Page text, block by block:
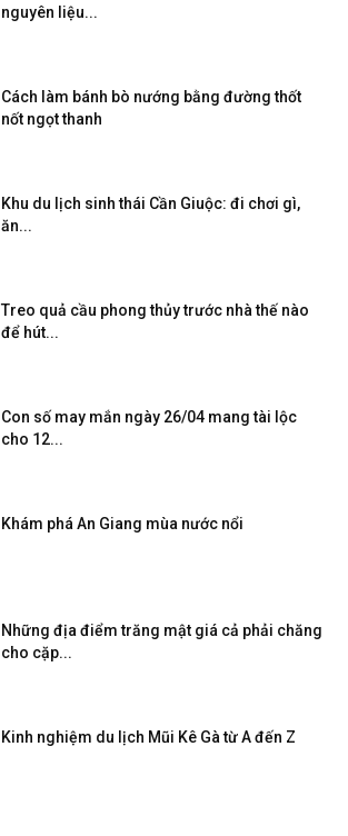
nguyên liệu...
Cách làm bánh bò nướng bằng đường thốt
nốt ngọt thanh
Khu du lịch sinh thái Cần Giuộc: đi chơi gì,
ăn...
Treo quả cầu phong thủy trước nhà thế nào
để hút...
Con số may mắn ngày 26/04 mang tài lộc
cho 12...
Khám phá An Giang mùa nước nổi
Những địa điểm trăng mật giá cả phải chăng
cho cặp...
Kinh nghiệm du lịch Mũi Kê Gà từ A đến Z